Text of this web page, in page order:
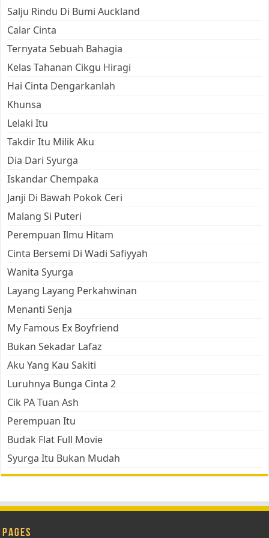
Salju Rindu Di Bumi Auckland
Calar Cinta
Ternyata Sebuah Bahagia
Kelas Tahanan Cikgu Hiragi
Hai Cinta Dengarkanlah
Khunsa
Lelaki Itu
Takdir Itu Milik Aku
Dia Dari Syurga
Iskandar Chempaka
Janji Di Bawah Pokok Ceri
Malang Si Puteri
Perempuan Ilmu Hitam
Cinta Bersemi Di Wadi Safiyyah
Wanita Syurga
Layang Layang Perkahwinan
Menanti Senja
My Famous Ex Boyfriend
Bukan Sekadar Lafaz
Aku Yang Kau Sakiti
Luruhnya Bunga Cinta 2
Cik PA Tuan Ash
Perempuan Itu
Budak Flat Full Movie
Syurga Itu Bukan Mudah
Pages